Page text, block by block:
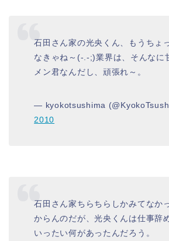
石田さん家の光央くん、もうちょ
なきゃね～(-.-;)業界は、そんなに
メン君なんだし、頑張れ～。
— kyokotsushima
2010
石田さん家ちらちらしかみてなか
からんのだが、光央くんは仕事辞
いったい何があったんだろう。